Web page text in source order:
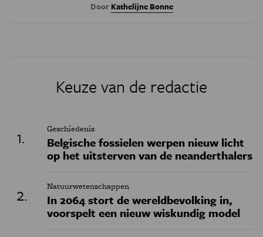
Door Kathelijne Bonne
Keuze van de redactie
Geschiedenis
Belgische fossielen werpen nieuw licht
op het uitsterven van de neanderthalers
Natuurwetenschappen
In 2064 stort de wereldbevolking in,
voorspelt een nieuw wiskundig model